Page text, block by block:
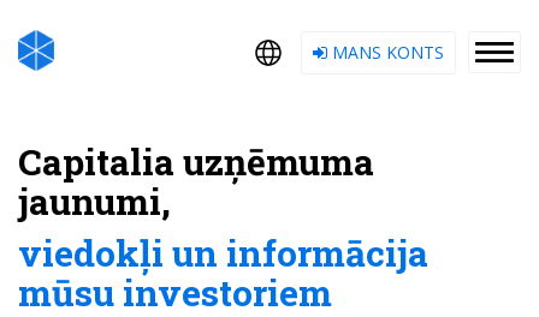
MANS KONTS
Capitalia uzņēmuma
jaunumi,
viedokļi un informācija
mūsu investoriem